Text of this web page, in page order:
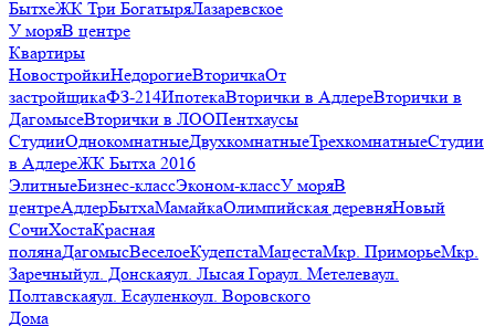
БытхеЖК Три БогатыряЛазаревское
У моряВ центре
Квартиры
НовостройкиНедорогиеВторичкаОт
застройщикаФЗ-214ИпотекаВторички в АдлереВторички в
ДагомысеВторички в ЛООПентхаусы
СтудииОднокомнатныеДвухкомнатныеТрехкомнатныеСтудии
в АдлереЖК Бытха 2016
ЭлитныеБизнес-классЭконом-классУ моряВ
центреАдлерБытхаМамайкаОлимпийская деревняНовый
СочиХостаКрасная
полянаДагомысВеселоеКудепстаМацестаМкр. ПриморьеМкр.
Заречныйул. Донскаяул. Лысая Гораул. Метелеваул.
Полтавскаяул. Есауленкоул. Воровского
Дома